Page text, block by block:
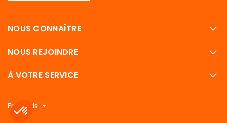
NOUS CONNAÎTRE
NOUS REJOINDRE
À VOTRE SERVICE
Français